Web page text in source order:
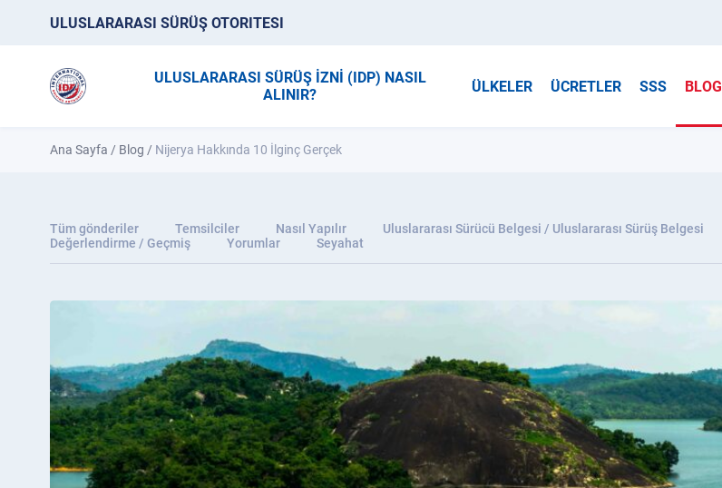
ULUSLARARASI SÜRÜŞ OTORITESI
ULUSLARARASI SÜRÜŞ İZNİ (IDP) NASIL
ALINIR?
ÜLKELER ÜCRETLER SSS BLOG
Ana Sayfa / Blog / Nijerya Hakkında 10 İlginç Gerçek
Tüm gönderiler Temsilciler Nasıl Yapılır Uluslararası Sürücü Belgesi / Uluslararası Sürüş Belgesi
Değerlendirme / Geçmiş
Yorumlar Seyahat